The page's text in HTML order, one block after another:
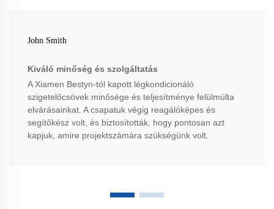
John Smith
Kiváló minőség és szolgáltatás
A Xiamen Bestyn-tól kapott légkondicionáló
szigetelőcsövek minősége és teljesítménye felülmúlta
elvárásainkat. A csapatuk végig reagálóképes és
segítőkész volt, és biztosították, hogy pontosan azt
kapjuk, amire projektszámára szükségünk volt.